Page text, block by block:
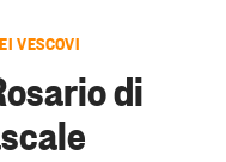
VESCOVI
di